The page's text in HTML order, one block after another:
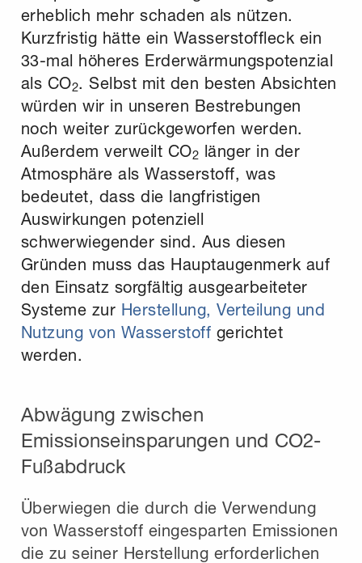
erheblich mehr schaden als nützen.
Kurzfristig hätte ein Wasserstoffleck ein
33-mal höheres Erderwärmungspotenzial
als CO2. Selbst mit den besten Absichten
würden wir in unseren Bestrebungen
noch weiter zurückgeworfen werden.
Außerdem verweilt CO2 länger in der
Atmosphäre als Wasserstoff, was
bedeutet, dass die langfristigen
Auswirkungen potenziell
schwerwiegender sind. Aus diesen
Gründen muss das Hauptaugenmerk auf
den Einsatz sorgfältig ausgearbeiteter
Systeme zur Herstellung, Verteilung und
Nutzung von Wasserstoff gerichtet
werden.
Abwägung zwischen
Emissionseinsparungen und CO2-
Fußabdruck
Überwiegen die durch die Verwendung
von Wasserstoff eingesparten Emissionen
die zu seiner Herstellung erforderlichen